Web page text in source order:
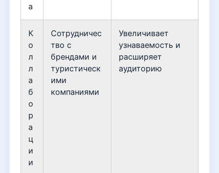
а
К
о
л
л
а
б
о
р
а
ц
и
и
Сотрудничес
тво с
брендами и
туристическ
ими
компаниями
Увеличивает
узнаваемость и
расширяет
аудиторию